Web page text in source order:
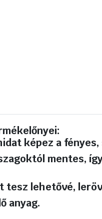
képez a
mentes,
tesz lehetővé,
anyag.